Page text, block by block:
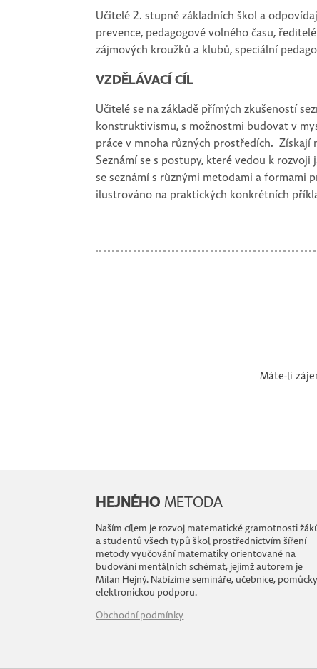
Učitelé 2. stupně základních škol a
prevence, pedagogové volného času,
zájmových kroužků a klubů, speciální
VZDĚLÁVACÍ CÍL
Učitelé se na základě přímých zkušeností
konstruktivismu, s možnostmi budovat v
práce v mnoha různých prostředích.
Seznámí se s postupy, které vedou k
se seznámí s různými metodami a formami
ilustrováno na praktických konkrétních
Máte-li
HEJNÉHO METODA
Naším cílem je rozvoj matematické gramotnosti
a studentů všech typů škol prostřednictvím šíření
metody vyučování matematiky orientované na
budování mentálních schémat, jejímž autorem je
Milan Hejný. Nabízíme semináře, učebnice,
elektronickou podporu.
Obchodní podmínky